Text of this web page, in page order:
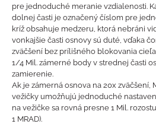
pre jednoduché meranie vzdialenosti.
dolnej časti je označený číslom pre
kríž obsahuje medzeru, ktorá nebráni
vonkajšie časti osnovy sú duté, vďaka
zväčšení bez prílišného blokovania
1/4 Mil. zámerné body v strednej časti
zamierenie.
Ak je zámerná osnova na 20x zväčšení,
vežičky umožňujú jednoduché
na vežičke sa rovná presne 1 Mil.
1 MRAD).